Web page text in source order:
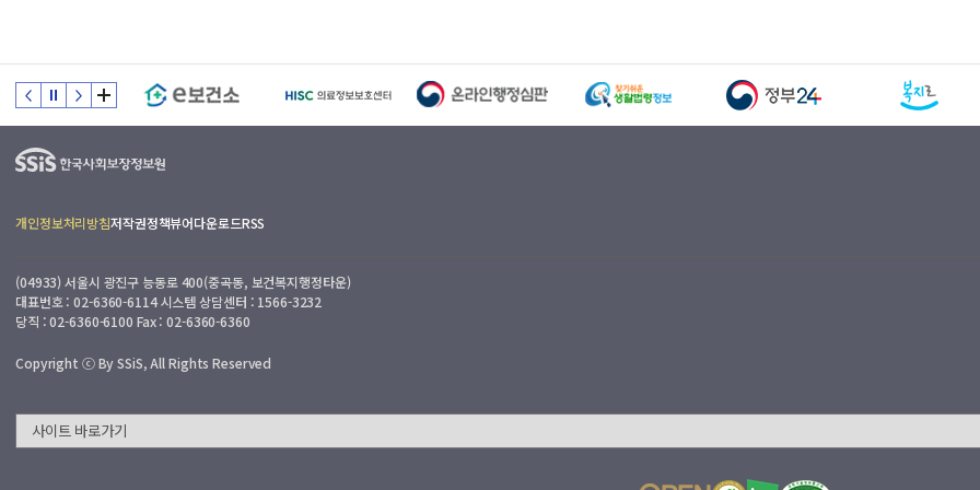
개인정보처리방침저작권정책뷰어다운로드RSS
(04933) 서울시 광진구 능동로 400(중곡동, 보건복지행정타운)
대표번호 : 02-6360-6114 시스템 상담센터 : 1566-3232
당직 : 02-6360-6100 Fax : 02-6360-6360
Copyright ⓒ By SSiS, All Rights Reserved